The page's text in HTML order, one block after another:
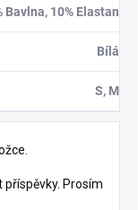
Bavlna, 10% Elastan
Bílá
S, M
Prosím